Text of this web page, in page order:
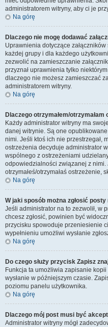
administratorem witryny, aby ci je
Na górę
Dlaczego nie mogę dodawać
Uprawnienia dotyczące
każdej grupy i dla każdego
zezwolić na zamieszczanie
przyznał uprawnienia tylko
dlaczego nie możesz zamieszczać
administratorem witryny.
Na górę
Dlaczego otrzymałem/otrzymałam
Każdy administrator witryny ma
danej witrynie. Są one
nimi. Jeśli ktoś ich nie przestrzegał,
ostrzeżenia decyduje administrator
wspólnego z ostrzeżeniami
odpowiedzialności związanej z
otrzymałeś/otrzymałaś ostrzeżenie,
Na górę
W jaki sposób można zgłosić
Jeśli administrator na to zezwolił, w
chcesz zgłosić, powinien być
przycisku spowoduje przeniesienie
wypełnieniu umożliwi wysłanie
Na górę
Do czego służy przycisk Zapisz
Funkcja ta umożliwia zapisanie
wysłanie w późniejszym czasie.
poziomu panelu użytkownika.
Na górę
Dlaczego mój post musi być
Administrator witryny mógł